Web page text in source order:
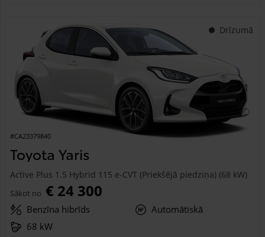
Drīzumā
#CA23379840
Toyota Yaris
Active Plus 1.5 Hybrid 115 e-CVT (Priekšējā piedziņa) (68 kW)
Sākot no € 24 300
Benzīna hibrīds
Automātiskā
68 kW